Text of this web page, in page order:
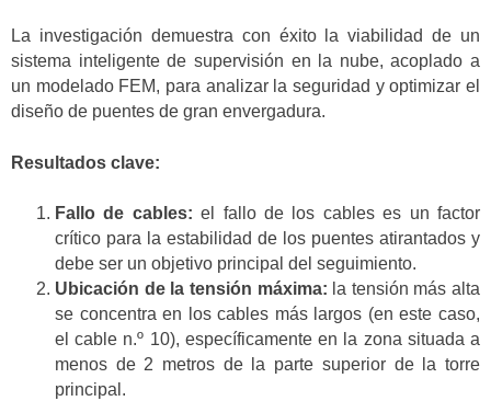
La investigación demuestra con éxito la viabilidad de un
sistema inteligente de supervisión en la nube, acoplado a
un modelado FEM, para analizar la seguridad y optimizar el
diseño de puentes de gran envergadura.
Resultados clave:
Fallo de cables: el fallo de los cables es un factor
crítico para la estabilidad de los puentes atirantados y
debe ser un objetivo principal del seguimiento.
Ubicación de la tensión máxima: la tensión más alta
se concentra en los cables más largos (en este caso,
el cable n.º 10), específicamente en la zona situada a
menos de 2 metros de la parte superior de la torre
principal.